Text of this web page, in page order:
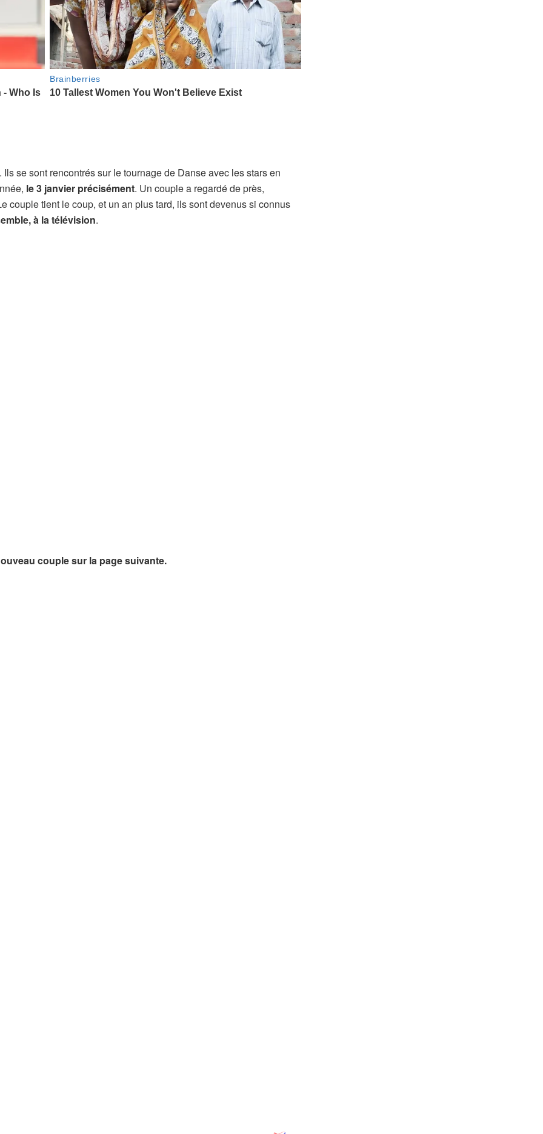
. Ils se sont rencontrés sur le tournage de Danse avec les stars en
le 3 janvier précisément. Un couple a regardé de près,
couple tient le coup, et un an plus tard, ils sont devenus si connus
à la télévision.
couple sur la page suivante.